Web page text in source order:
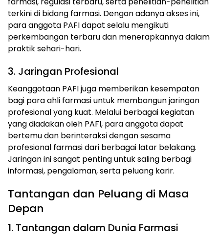
terkini di bidang farmasi. Dengan adanya akses ini,
para anggota PAFI dapat selalu mengikuti
perkembangan terbaru dan menerapkannya dalam
praktik sehari-hari.
3. Jaringan Profesional
Keanggotaan PAFI juga memberikan kesempatan
bagi para ahli farmasi untuk membangun jaringan
profesional yang kuat. Melalui berbagai kegiatan
yang diadakan oleh PAFI, para anggota dapat
bertemu dan berinteraksi dengan sesama
profesional farmasi dari berbagai latar belakang.
Jaringan ini sangat penting untuk saling berbagi
informasi, pengalaman, serta peluang karir.
Tantangan dan Peluang di Masa
Depan
1. Tantangan dalam Dunia Farmasi